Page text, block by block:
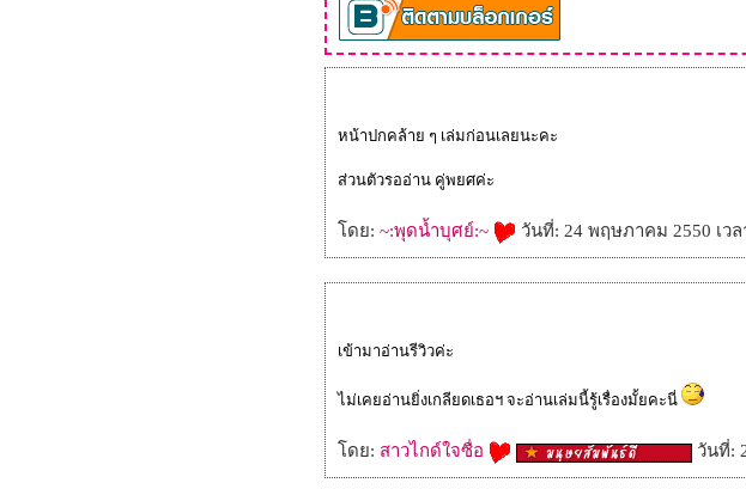
หน้าปกคล้าย ๆ เล่มก่อนเลยนะคะ
ส่วนตัวรออ่าน คู่พยศค่ะ
ดย: ~:พุดน้ำบุศย์:~ วันที่: 24 พฤษภาคม 2550 เวล
เข้ามาอ่านรีวิวค่ะ
ไม่เคยอ่านยิ่งเกลียดเธอฯ จะอ่านเล่มนี้รู้เรื่องมั้ยคะนี่
ดย: สาวไกด์ใจซื่อ วันที่: